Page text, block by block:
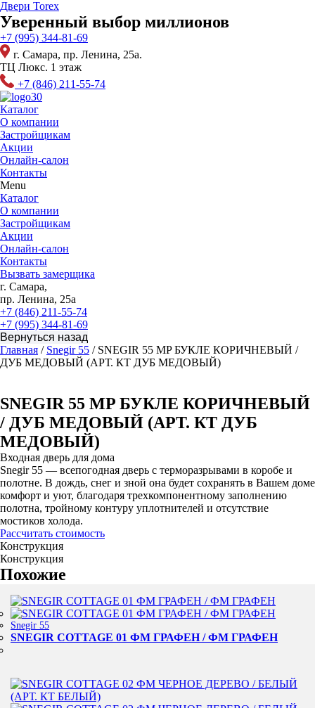
Перейти
к
содержимому
Двери Torex
Уверенный выбор миллионов
+7 (995) 344-81-69
г. Самара, пр. Ленина, 25а.
ТЦ Люкс. 1 этаж
+7 (846) 211-55-74
Каталог
О компании
Застройщикам
Акции
Онлайн-салон
Контакты
Menu
Каталог
О компании
Застройщикам
Акции
Онлайн-салон
Контакты
Вызвать замерщика
г. Самара,
пр. Ленина, 25а
+7 (846) 211-55-74
+7 (995) 344-81-69
Главная / Snegir 55 / SNEGIR 55 MP БУКЛЕ КОРИЧНЕВЫЙ /
ДУБ МЕДОВЫЙ (АРТ. КТ ДУБ МЕДОВЫЙ)
SNEGIR 55 MP БУКЛЕ КОРИЧНЕВЫЙ
/ ДУБ МЕДОВЫЙ (АРТ. КТ ДУБ
МЕДОВЫЙ)
Входная дверь для дома
Snegir 55 — всепогодная дверь с терморазрывами в коробе и
полотне. В дождь, снег и зной она будет сохранять в Вашем доме
комфорт и уют, благодаря трехкомпонентному заполнению
полотна, тройному контуру уплотнителей и отсутствие
мостиков холода.
Рассчитать стоимость
Конструкция
Конструкция
Похожие
Snegir 55
SNEGIR COTTAGE 01 ФМ ГРАФЕН / ФМ ГРАФЕН